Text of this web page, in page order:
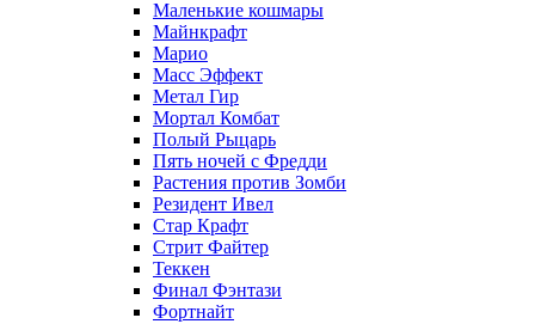
Маленькие кошмары
Майнкрафт
Марио
Масс Эффект
Метал Гир
Мортал Комбат
Полый Рыцарь
Пять ночей с Фредди
Растения против Зомби
Резидент Ивел
Стар Крафт
Стрит Файтер
Теккен
Финал Фэнтази
Фортнайт